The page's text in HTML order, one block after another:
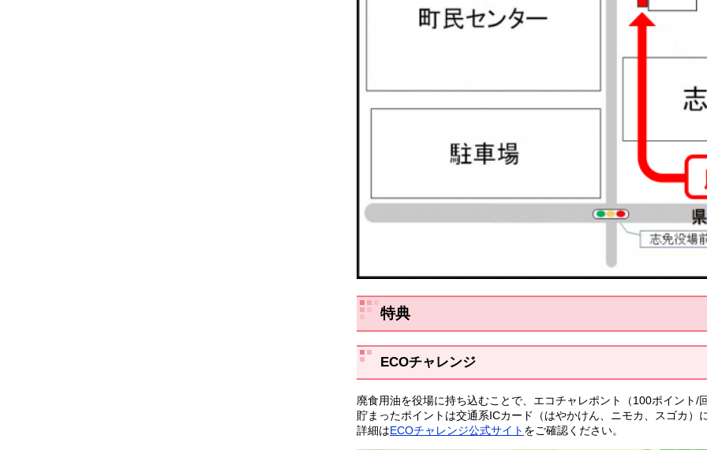
特典
ECOチャレンジ
廃食用油を役場に持ち込むことで、エコチャレポント（100ポイント/
貯まったポイントは交通系ICカード（はやかけん、ニモカ、スゴカ）
​​詳細はECOチャレンジ公式サイト をご確認ください。